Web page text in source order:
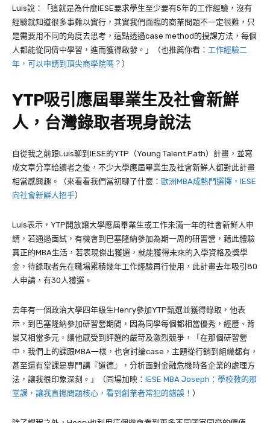
Luis說：「這就是為什麼IESE要求學生至少要有5年的工作經驗，沒有
經驗就知道很多事難以實行，其實我們面臨的商業問題不一定很難，只
是需要用不同的角度去思考，這點透過case method的授課方法，每個
人都能從同儕中學習，進而獲得啟發。」（也推薦你看： 工作經驗二
年，可以申請到頂尖商學院嗎？ ）
YTP吸引應屆畢業生及社會新鮮
人，台灣錄取者現身說法
自從我之前跟Luis聊到IESE的YTP （Young Talent Path）計畫，並寫
成文章分享給讀者之後，不少大學應屆畢業生及社會新鮮人都對此計畫
相當感興趣。（來看看我們當初聊了什麼： 歐洲MBA成熱門選擇，IESE
向社會新鮮人招手）
Luis表示，YTP開放讓大學應屆畢業生或工作未滿一年的社會新鮮人申
請，若通過面試，有機會到巴塞隆納參加為期一周的研習營，藉此體驗
真正的MBA生活，若表現傑出獲選，就能獲得未來的入學資格及獎學
金，待錄取者先在職場累積幾年工作經驗再行使用，此計畫去年吸引80
人申請，有30人獲選。
去年有一個政治大學四年級生Henry參加YTP甄選並獲得錄取，他表
示， 到巴塞隆納參加研習營期間，因為同學每個都相當優秀，經歷、背
景又相當多元，讓他感受到評選的嚴苛及激烈競爭，「在那個研習營
中，我們上的課跟MBA一樣，也會討論case，主題從行銷到組織都有，
甚至還有堂課是專門講『道德』，分析面對金融危機時各企業的處理方
法，讓我很印象深刻。」（同場加映： IESE MBA Joseph：學校教的那
堂課，讓我直搗問題核心，看到創業者常犯的錯誤！ ）